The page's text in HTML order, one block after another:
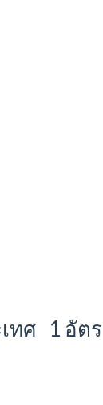
ทศ 1 อัต